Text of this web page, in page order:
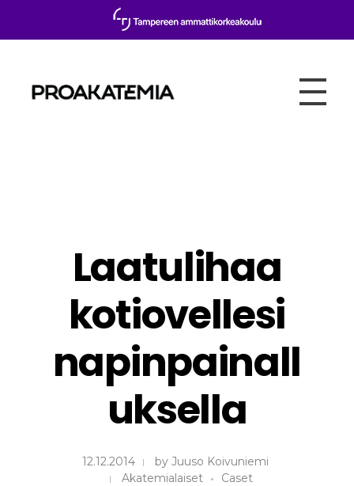
Laatulihaa
kotiovellesi
napinpainall
uksella
12.12.2014 by Juuso Koivuniemi
Akatemialaiset
Caset